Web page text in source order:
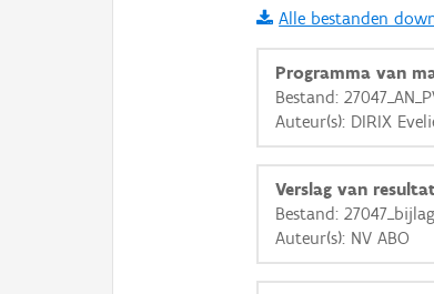
i
+ −
Alle bestanden
Programma van
Bestand:
Auteur(s): DIRIX
Verslag van
Bestand:
Auteur(s): NV ABO